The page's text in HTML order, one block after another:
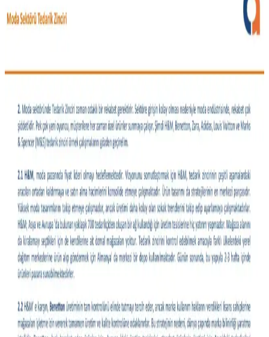
Moda sektöründe beden uyumu, malzeme kalitesi ve tasarım
açısından aranan ancak nadiren bulunan giyim ürünleri tüketiciler
Vücut Tipine ve İhtiyaçlara Göre Günlük Stil ve
Moda seçimleri vücut tipi, bütçe ve yaşam tarzına göre değişir.
Pantolon kesimleri, iş kıyafetleri, özel gün kombinleri ve malzeme
tercihleriyle ilgili detaylı öneriler sunulmaktadır.
Gündelik Kullanım İçin Hafif Ceket Modelleri ve
Stil Önerileri
Gündelik kombinlere uygun hafif ceket modelleri, kumaş çeşitleri ve
stil önerileri detaylıca ele alınıyor. Kullanıcı deneyimleri ve marka
önerileriyle fonksiyonel ve şık seçimler sunuluyor.
Moda ve Stil Soruları: İade Süreçleri, Stil Önerileri
ve Doğal Malzeme Arayışı
Moda ve stil alanında iade süreçleri, özel etkinlik kıyafetleri, doğal
malzeme arayışı ve vücut tipine uygun giyim önerileri detaylı şekilde
Kel Erkekler İçin İş Kıyafetleriyle Uyumlu Şapka
Seçenekleri ve Kullanım İpuçları